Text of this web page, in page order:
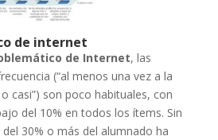
de internet
de Internet, las
(“al menos una vez a la
casi”) son poco habituales, con
del 10% en todos los ítems. Sin
30% o más del alumnado ha